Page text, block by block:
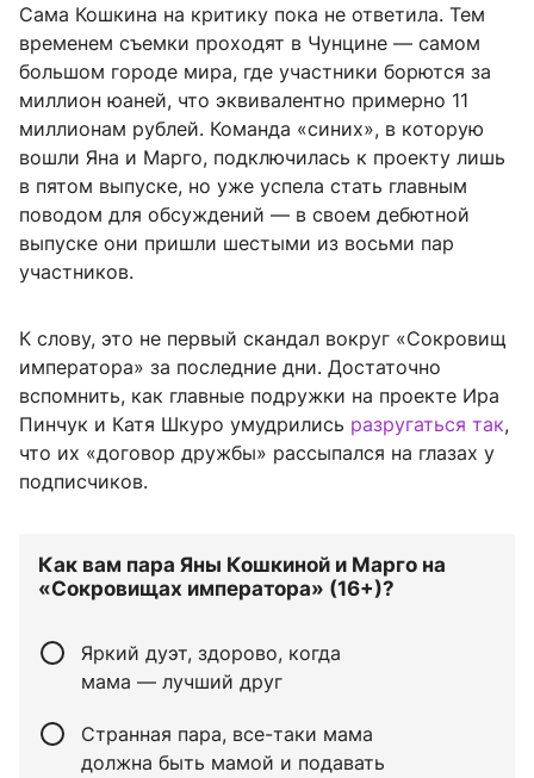
Сама Кошкина на критику пока не ответила. Тем
временем съемки проходят в Чунцине — самом
большом городе мира, где участники борются за
миллион юаней, что эквивалентно примерно 11
миллионам рублей. Команда «синих», в которую
вошли Яна и Марго, подключилась к проекту лишь
в пятом выпуске, но уже успела стать главным
поводом для обсуждений — в своем дебютной
выпуске они пришли шестыми из восьми пар
участников.
К слову, это не первый скандал вокруг «Сокровищ
императора» за последние дни. Достаточно
вспомнить, как главные подружки на проекте Ира
Пинчук и Катя Шкуро умудрились разругаться так,
что их «договор дружбы» рассыпался на глазах у
подписчиков.
Как вам пара Яны Кошкиной и Марго на
«Сокровищах императора» (16+)?
Яркий дуэт, здорово, когда
мама — лучший друг
Странная пара, все-таки мама
должна быть мамой и подавать